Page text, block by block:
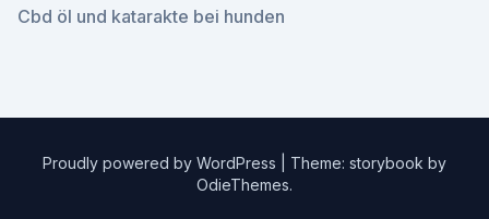
Cbd öl und katarakte bei hunden
Proudly powered by WordPress
Theme: storybook by
OdieThemes.